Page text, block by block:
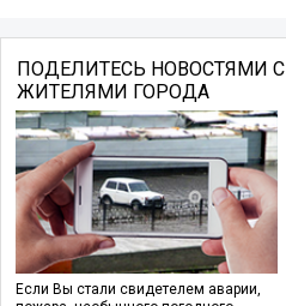
ПОДЕЛИТЕСЬ НОВОСТЯМИ С
ЖИТЕЛЯМИ ГОРОДА
Если Вы стали свидетелем аварии,